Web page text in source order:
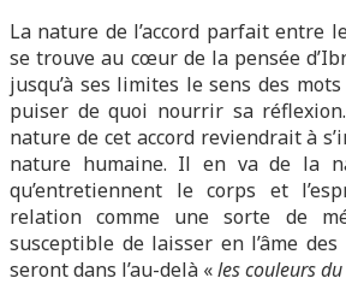
La nature de l’accord parfait entre
se trouve au cœur de la pensée
jusqu’à ses limites le sens des
puiser de quoi nourrir sa
nature de cet accord reviendrait à
nature humaine. Il en va de la
qu’entretiennent le corps et
relation comme une sorte de
susceptible de laisser en l’âme des
seront dans l’au-delà «les couleurs